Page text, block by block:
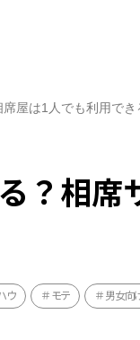
席屋は1人でも利用で
？相席
ウ モテ 男女向